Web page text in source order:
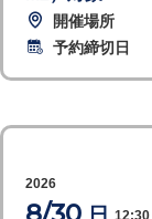
開催場所
予約締切日
2026
12:30